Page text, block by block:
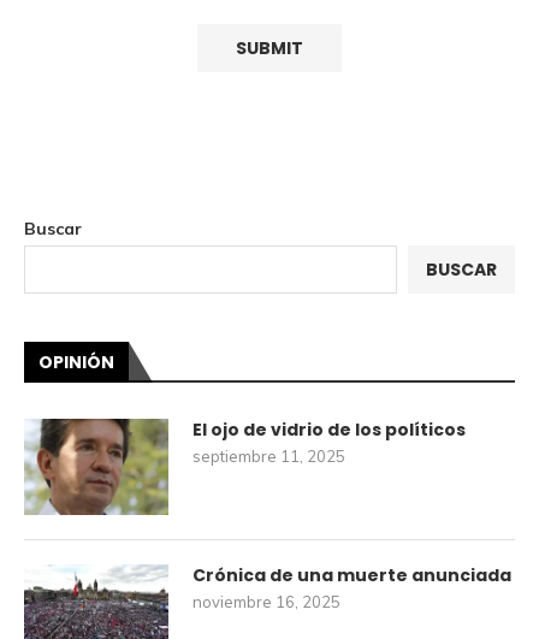
Buscar
BUSCAR
OPINIÓN
El ojo de vidrio de los políticos
septiembre 11, 2025
Crónica de una muerte anunciada
noviembre 16, 2025